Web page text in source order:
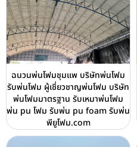
ฉนวนพ่นโฟมชุมแพ บริษัทพ่นโฟม
รับพ่นโฟม ผู้เชี่ยวชาญพ่นโฟม บริษัท
พ่นโฟมมาตรฐาน รับเหมาพ่นโฟม
พ่น pu โฟม รับพ่น pu foam รับพ่น
พียูโฟม.com